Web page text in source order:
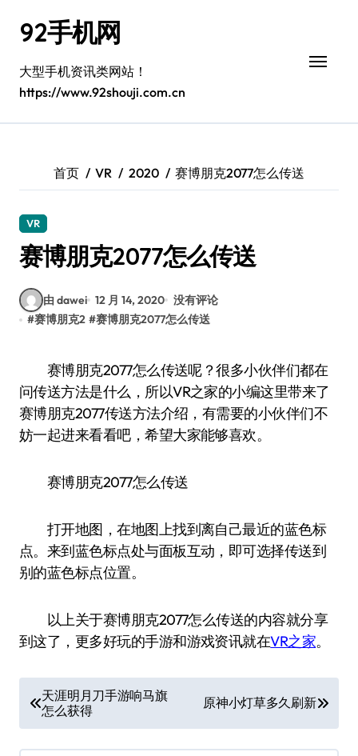
92手机网
大型手机资讯类网站！
https://www.92shouji.com.cn
首页 VR 2020 赛博朋克2077怎么传送
VR
赛博朋克2077怎么传送
由 dawei 12 月 14, 2020 没有评论
#赛博朋克2 #赛博朋克2077怎么传送
赛博朋克2077怎么传送呢？很多小伙伴们都在
问传送方法是什么，所以VR之家的小编这里带来了
赛博朋克2077传送方法介绍，有需要的小伙伴们不
妨一起进来看看吧，希望大家能够喜欢。
赛博朋克2077怎么传送
打开地图，在地图上找到离自己最近的蓝色标
点。来到蓝色标点处与面板互动，即可选择传送到
别的蓝色标点位置。
以上关于赛博朋克2077怎么传送的内容就分享
到这了，更多好玩的手游和游戏资讯就在VR之家。
章
导
天涯明月刀手游响马旗
怎么获得
原神小灯草多久刷新